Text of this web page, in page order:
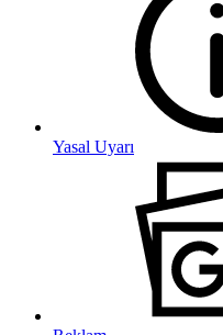
Yasal Uyarı